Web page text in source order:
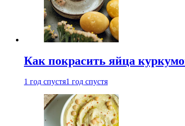
Как покрасить яйца
1 год спустя1 год спустя